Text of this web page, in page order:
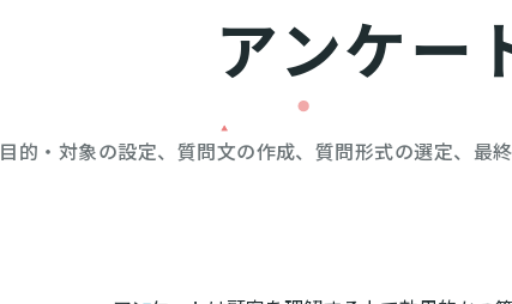
アンケー
目的・対象の設定、質問文の作成、質問形式の選定、最